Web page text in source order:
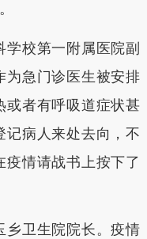
校第一附属医院副
为急门诊医生被安排
或者有呼吸道症状甚
记病人来处去向，不
疫情请战书上按下了
卫生院院长。疫情